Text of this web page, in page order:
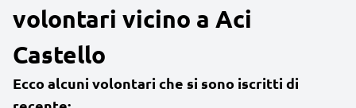
volontari vicino a Aci
Castello
Ecco alcuni volontari che si sono iscritti di